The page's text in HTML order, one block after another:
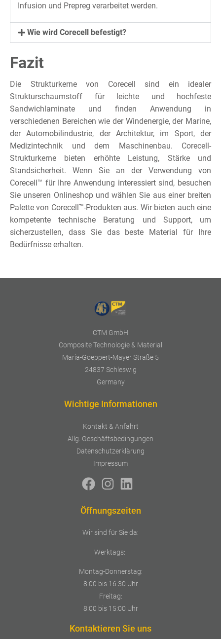
Infusion und Prepreg verarbeitet werden.
Wie wird Corecell befestigt?
Fazit
Die Strukturkerne von Corecell sind ein idealer
Strukturschaumstoff für leichte und hochfeste
Sandwichlaminate und finden Anwendung in
verschiedenen Bereichen wie der Windenergie, der Marine,
der Automobilindustrie, der Architektur, im Sport, der
Medizintechnik und dem Maschinenbau. Corecell-
Strukturkerne bieten erhöhte Leistung, Stärke und
Standsicherheit. Wenn Sie an der Verwendung von
Corecell™ für Ihre Anwendung interessiert sind, besuchen
Sie unseren Onlineshop und wählen Sie aus einer breiten
Palette von Corecell™-Produkten aus. Wir bieten auch eine
kompetente technische Beratung und Support, um
sicherzustellen, dass Sie das beste Material für Ihre
Bedürfnisse erhalten.
CTM GmbH
Composite Technologie & Material
Maria-Goeppert-Mayer Straße 5
24837 Schleswig
Germany
Wichtige Informationen
Kontakt & Anfahrt
Allg. Geschäftsbedingungen
Datenschutzerklärung
Impressum
Öffnungszeiten
Wir sind für Sie da:
Werktags:
Montag-Donnerstag:
8:00 bis 16:30 Uhr
Freitag:
8:00 bis 15:00 Uhr
Kontaktieren Sie uns